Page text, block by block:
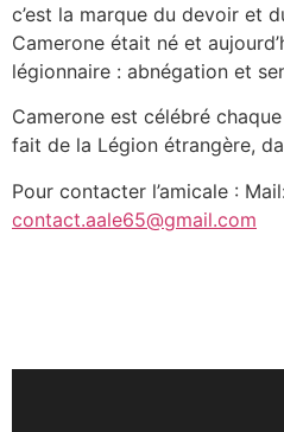
c’est la marque du devoir et
Camerone était né et
légionnaire : abnégation et
Camerone est célébré
fait de la Légion étrangère,
Pour contacter l’amicale : Mail:
contact.aale65@gmail.com